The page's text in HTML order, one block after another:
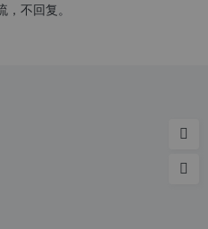
不回复。